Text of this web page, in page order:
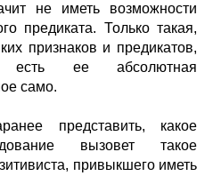
не иметь возможности
предиката. Только такая,
признаков и предикатов,
ее абсолютная
самo.
представить, какое
вызовет такое
привыкшего иметь